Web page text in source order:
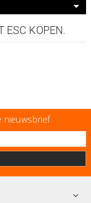
ESC KOPEN.
nieuwsbrief